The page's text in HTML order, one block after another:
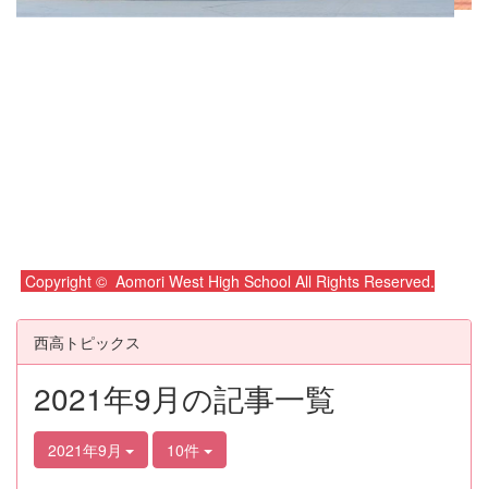
Copyright © Aomori West High School All Rights Reserved.
西高トピックス
2021年9月の記事一覧
2021年9月 10件